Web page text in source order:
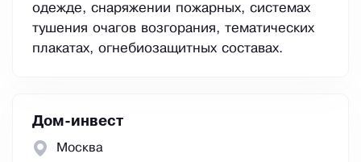
одежде, снаряжении пожарных, системах
тушения очагов возгорания, тематических
плакатах, огнебиозащитных составах.
Дом-инвест
Москва